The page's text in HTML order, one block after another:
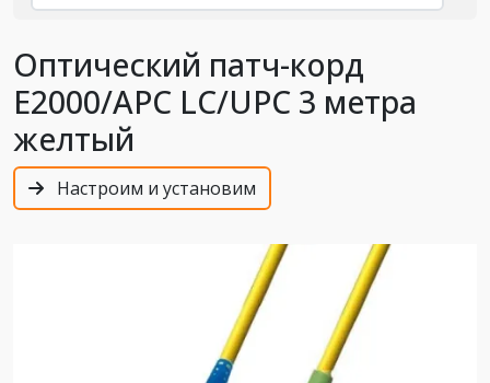
Оптический патч-корд
E2000/APC LC/UPC 3 метра
желтый
Настроим и установим